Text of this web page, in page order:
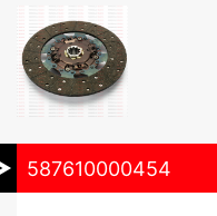
587610000454